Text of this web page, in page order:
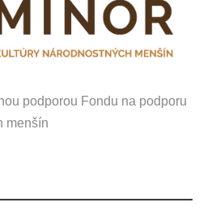
podporou Fondu na podporu
menšín